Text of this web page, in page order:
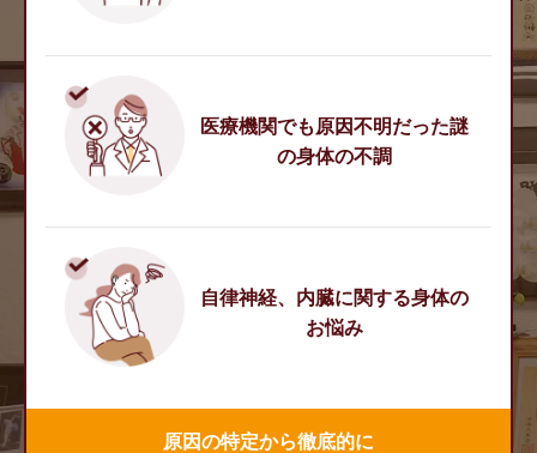
医療機関でも原因不明だった謎
の身体の不調
自律神経、内臓に関する身体の
お悩み
原因の特定から徹底的に